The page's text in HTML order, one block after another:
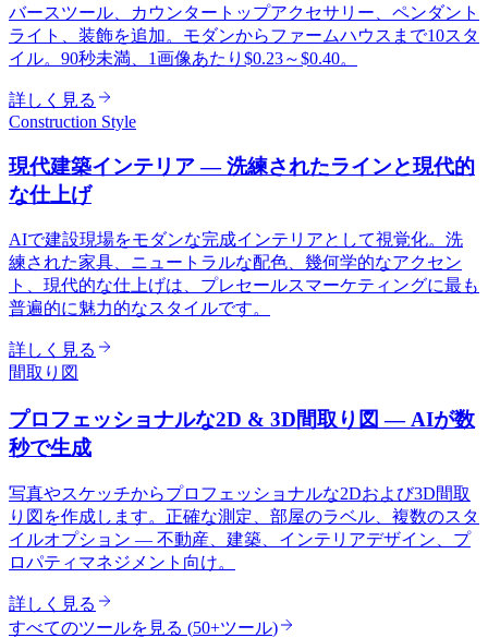
バースツール、カウンタートップアクセサリー、ペンダント
ライト、装飾を追加。モダンからファームハウスまで10スタ
イル。90秒未満、1画像あたり$0.23～$0.40。
詳しく見る
Construction Style
現代建築インテリア — 洗練されたラインと現代的
な仕上げ
AIで建設現場をモダンな完成インテリアとして視覚化。洗
練された家具、ニュートラルな配色、幾何学的なアクセン
ト、現代的な仕上げは、プレセールスマーケティングに最も
普遍的に魅力的なスタイルです。
詳しく見る
間取り図
プロフェッショナルな2D & 3D間取り図 — AIが数
秒で生成
写真やスケッチからプロフェッショナルな2Dおよび3D間取
り図を作成します。正確な測定、部屋のラベル、複数のスタ
イルオプション — 不動産、建築、インテリアデザイン、プ
ロパティマネジメント向け。
詳しく見る
すべてのツールを見る (50+ツール)